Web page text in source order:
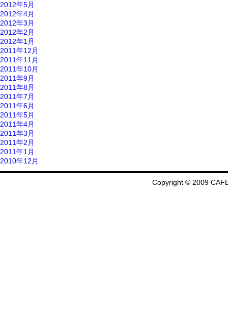
2012年5月
2012年4月
2012年3月
2012年2月
2012年1月
2011年12月
2011年11月
2011年10月
2011年9月
2011年8月
2011年7月
2011年6月
2011年5月
2011年4月
2011年3月
2011年2月
2011年1月
2010年12月
Copyright © 2009